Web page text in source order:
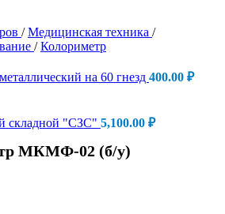
/ Медицинская техника /
/ Колориметр
на 60 гнезд 400.00 ₽
складной "СЗС" 5,100.00 ₽
МКМФ-02 (б/у)